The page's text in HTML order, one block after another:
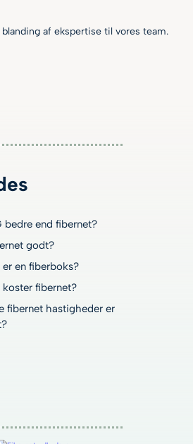
af ekspertise til vores team.
bedre end fibernet?
godt?
er en fiberboks?
koster fibernet?
fibernet hastigheder er